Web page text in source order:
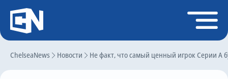
ChelseaNews Новости Не факт, что самый ценный игрок Серии А
Регистрация
Главная